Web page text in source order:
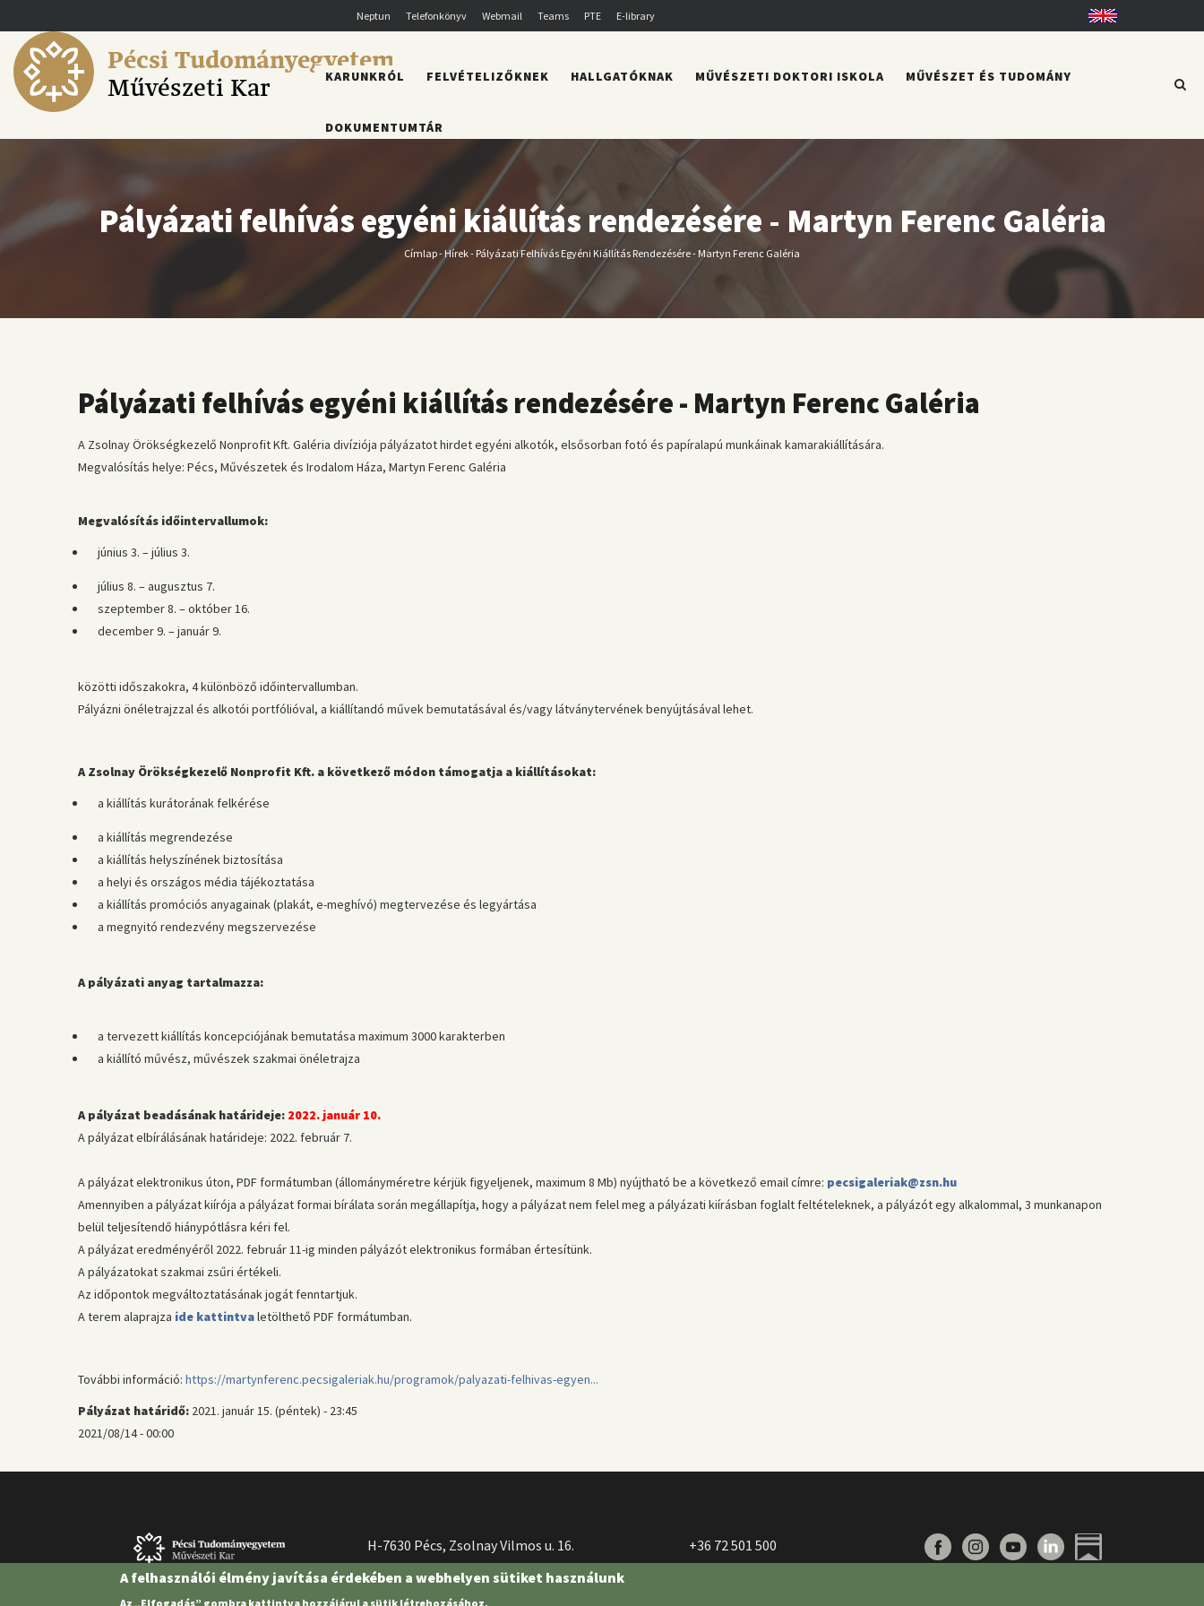
a
tartalomra
Neptun Telefonkönyv Webmail Teams PTE E-library English
Pécsi Tudományegyetem
Művészeti Kar
FŐMENÜ
KARUNKRÓL FELVÉTELIZŐKNEK HALLGATÓKNAK MŰVÉSZETI DOKTORI ISKOLA MŰVÉSZET ÉS TUDOMÁNY
DOKUMENTUMTÁR
Pályázati felhívás egyéni kiállítás rendezésére - Martyn Ferenc Galéria
Morzsa
Címlap-Hírek- Pályázati Felhívás Egyéni Kiállítás Rendezésére - Martyn Ferenc Galéria
Pályázati felhívás egyéni kiállítás rendezésére - Martyn Ferenc Galéria
A Zsolnay Örökségkezelő Nonprofit Kft. Galéria divíziója pályázatot hirdet egyéni alkotók, elsősorban fotó és papíralapú munkáinak kamarakiállítására.
Megvalósítás helye: Pécs, Művészetek és Irodalom Háza, Martyn Ferenc Galéria
Megvalósítás időintervallumok:
június 3. – július 3.
július 8. – augusztus 7.
szeptember 8. – október 16.
december 9. – január 9.
közötti időszakokra, 4 különböző időintervallumban.
Pályázni önéletrajzzal és alkotói portfólióval, a kiállítandó művek bemutatásával és/vagy látványtervének benyújtásával lehet.
A Zsolnay Örökségkezelő Nonprofit Kft. a következő módon támogatja a kiállításokat:
a kiállítás kurátorának felkérése
a kiállítás megrendezése
a kiállítás helyszínének biztosítása
a helyi és országos média tájékoztatása
a kiállítás promóciós anyagainak (plakát, e-meghívó) megtervezése és legyártása
a megnyitó rendezvény megszervezése
A pályázati anyag tartalmazza:
a tervezett kiállítás koncepciójának bemutatása maximum 3000 karakterben
a kiállító művész, művészek szakmai önéletrajza
A pályázat beadásának határideje: 2022. január 10.
A pályázat elbírálásának határideje: 2022. február 7.
A pályázat elektronikus úton, PDF formátumban (állományméretre kérjük figyeljenek, maximum 8 Mb) nyújtható be a következő email címre: pecsigaleriak@zsn.hu
Amennyiben a pályázat kiírója a pályázat formai bírálata során megállapítja, hogy a pályázat nem felel meg a pályázati kiírásban foglalt feltételeknek, a pályázót egy alkalommal, 3 munkanapon
belül teljesítendő hiánypótlásra kéri fel.
A pályázat eredményéről 2022. február 11-ig minden pályázót elektronikus formában értesítünk.
A pályázatokat szakmai zsűri értékeli.
Az időpontok megváltoztatásának jogát fenntartjuk.
A terem alaprajza ide kattintvaletölthető PDF formátumban.
További információ: https://martynferenc.pecsigaleriak.hu/programok/palyazati-felhivas-egyen...
Pályázat határidő: 2021. január 15. (péntek) - 23:45
2021/08/14 - 00:00
H-7630 Pécs, Zsolnay Vilmos u. 16.
+36 72 501 500
A felhasználói élmény javítása érdekében a webhelyen sütiket használunk
Az „Elfogadás” gombra kattintva hozzájárul a sütik létrehozásához.